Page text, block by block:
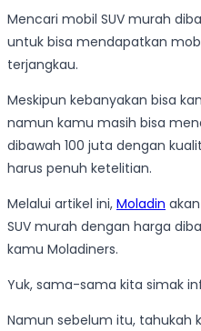
Mencari mobil SUV murah
untuk bisa mendapatkan
terjangkau.
Meskipun kebanyakan bisa
namun kamu masih bisa
dibawah 100 juta dengan
harus penuh ketelitian.
Melalui artikel ini, Moladin
SUV murah dengan harga
kamu Moladiners.
Yuk, sama-sama kita simak
Namun sebelum itu, tahukah